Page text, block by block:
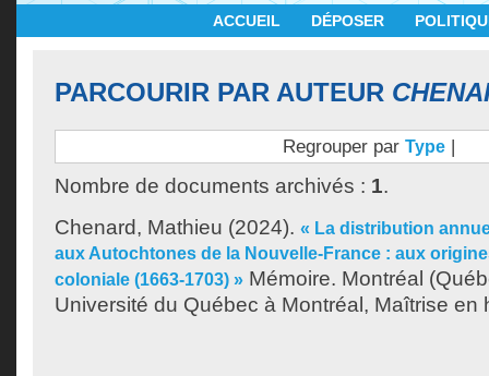
ACCUEIL DÉPOSER
PARCOURIR PAR AUTEUR
Regrouper par Type |
Nombre de documents archivés : 1.
Chenard, Mathieu (2024). « La distribution
aux Autochtones de la Nouvelle-France : aux
coloniale (1663-1703) » Mémoire. Montréal
Université du Québec à Montréal, Maîtrise en